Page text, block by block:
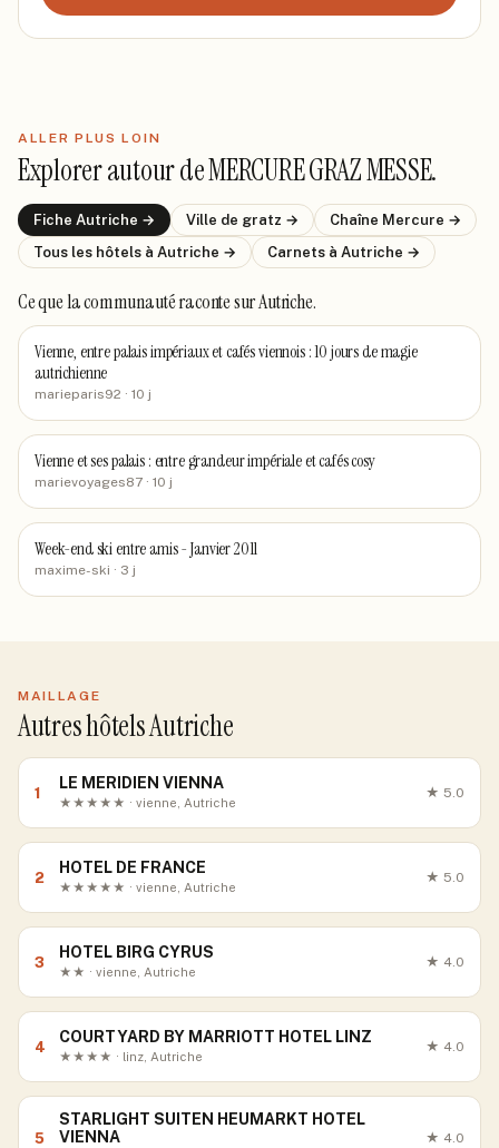
ALLER PLUS LOIN
Explorer autour deMERCURE GRAZ MESSE.
Fiche Autriche → Ville de gratz → Chaîne Mercure →
Tous les hôtels à Autriche → Carnets à Autriche →
Ce que la communauté racontesur Autriche.
Vienne, entre palais impériaux et cafés viennois : 10 jours de magie
autrichienne
marieparis92 · 10 j
Vienne et ses palais : entre grandeur impériale et cafés cosy
marievoyages87 · 10 j
Week-end ski entre amis - Janvier 2011
maxime-ski · 3 j
MAILLAGE
Autres hôtels Autriche
1
LE MERIDIEN VIENNA
★★★★★ · vienne, Autriche
★ 5.0
2
HOTEL DE FRANCE
★★★★★ · vienne, Autriche
★ 5.0
3
HOTEL BIRG CYRUS
★★ · vienne, Autriche
★ 4.0
4
COURTYARD BY MARRIOTT HOTEL LINZ
★★★★ · linz, Autriche
★ 4.0
5
STARLIGHT SUITEN HEUMARKT HOTEL
VIENNA
★ 4.0